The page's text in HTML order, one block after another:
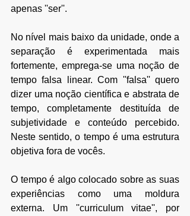
apenas ''ser''.
No nível mais baixo da unidade, onde a
separação é experimentada mais
fortemente, emprega-se uma noção de
tempo falsa linear. Com ''falsa'' quero
dizer uma noção científica e abstrata de
tempo, completamente destituída de
subjetividade e conteúdo percebido.
Neste sentido, o tempo é uma estrutura
objetiva fora de vocês.
O tempo é algo colocado sobre as suas
experiências como uma moldura
externa. Um ''curriculum vitae'', por